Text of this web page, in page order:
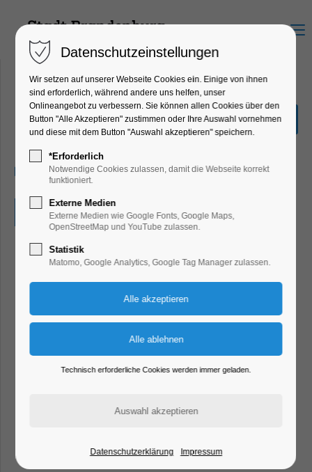
Menu
BBQ an der Schlossschänke
Eventgastronomie
07.06.2026, 12:00–20:00
Eintritt frei
Datenschutzeinstellungen
Wir setzen auf unserer Webseite Cookies ein. Einige von ihnen
sind erforderlich, während andere uns helfen, unser
Onlineangebot zu verbessern. Sie können allen Cookies über den
Button "Alle Akzeptieren" zustimmen oder Ihre Auswahl vornehmen
und diese mit dem Button "Auswahl akzeptieren" speichern.
*Erforderlich
Notwendige Cookies zulassen, damit die Webseite korrekt
funktioniert.
Externe Medien
Externe Medien wie Google Fonts, Google Maps,
OpenStreetMap und YouTube zulassen.
Statistik
Matomo, Google Analytics, Google Tag Manager zulassen.
Technisch erforderliche Cookies werden immer geladen.
Datenschutzerklärung Impressum